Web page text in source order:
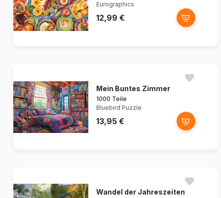
Eurographics
12,99 €
Mein Buntes Zimmer
1000 Teile
Bluebird Puzzle
13,95 €
Wandel der Jahreszeiten